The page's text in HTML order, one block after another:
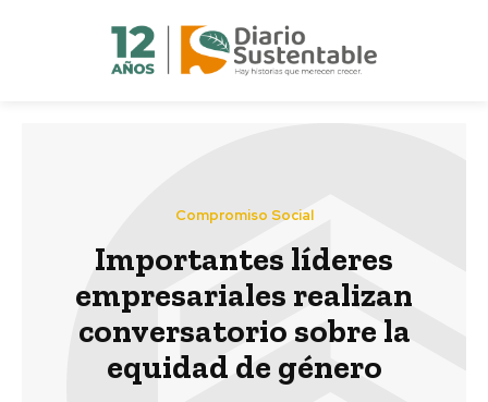
Compromiso Social
Importantes líderes
empresariales realizan
conversatorio sobre la
equidad de género